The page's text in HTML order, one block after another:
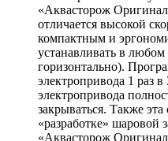
«Аквасторож
отличается высокой
компактным и
устанавливать в
горизонтально).
электропривода 1 раз
электропривода
закрываться. Также
«разработке» шаровой
«Аквасторож